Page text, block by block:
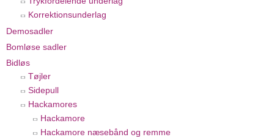
Korrektionsunderlag
Demosadler
Bomløse sadler
Bidløs
Tøjler
Sidepull
Hackamores
Hackamore
Hackamore næsebånd og remme